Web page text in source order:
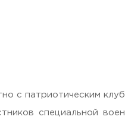
с патриотическим
специальной